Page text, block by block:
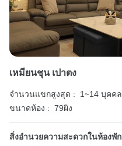
เหมียนชุน เปาตง
จำนวนแขกสูงสุด :
1~14 บุคคล
ขนาดห้อง : 79ผิง
สิ่งอำนวยความสะดวกในห้องพัก